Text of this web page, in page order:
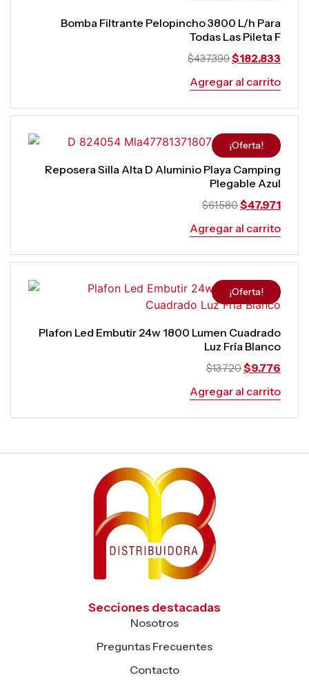
Bomba Filtrante Pelopincho 3800 L/h Para
Todas Las Pileta F
$437.399$182.833
Agregar al carrito
¡Oferta!
Reposera Silla Alta D Aluminio Playa Camping
Plegable Azul
$61.580$47.971
Agregar al carrito
¡Oferta!
Plafon Led Embutir 24w 1800 Lumen Cuadrado
Luz Fría Blanco
$13.720$9.776
Agregar al carrito
Secciones destacadas
Nosotros
Preguntas Frecuentes
Contacto